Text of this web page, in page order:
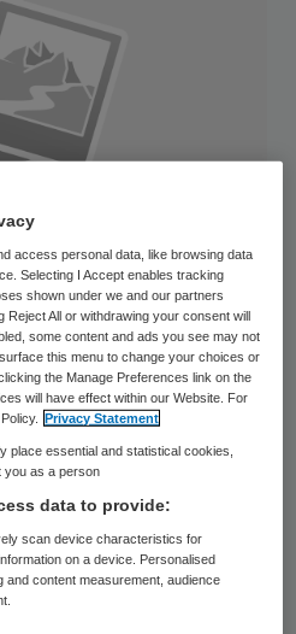
2013
van toezicht van
(ZGT). Hij volgt de
baan in het buitenland
zijn
niet langer kan
raad van toezicht ZGT
access personal data, like browsing data
Selecting I Accept enables tracking
shown under we and our partners
Reject All or withdrawing your consent will
some content and ads you see may not
this menu to change your choices or
the Manage Preferences link on the
will have effect within our Website. For
Privacy Statement
place essential and statistical cookies,
you as a person
data to provide:
scan device characteristics for
on a device. Personalised
and content measurement, audience